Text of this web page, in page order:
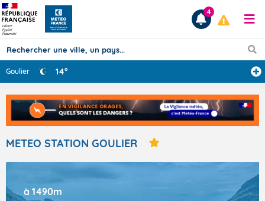
Prévisions
TOUS LES RÉSULTATS
Articles
4
Goulier 14°
METEO STATION GOULIER
à 1490m